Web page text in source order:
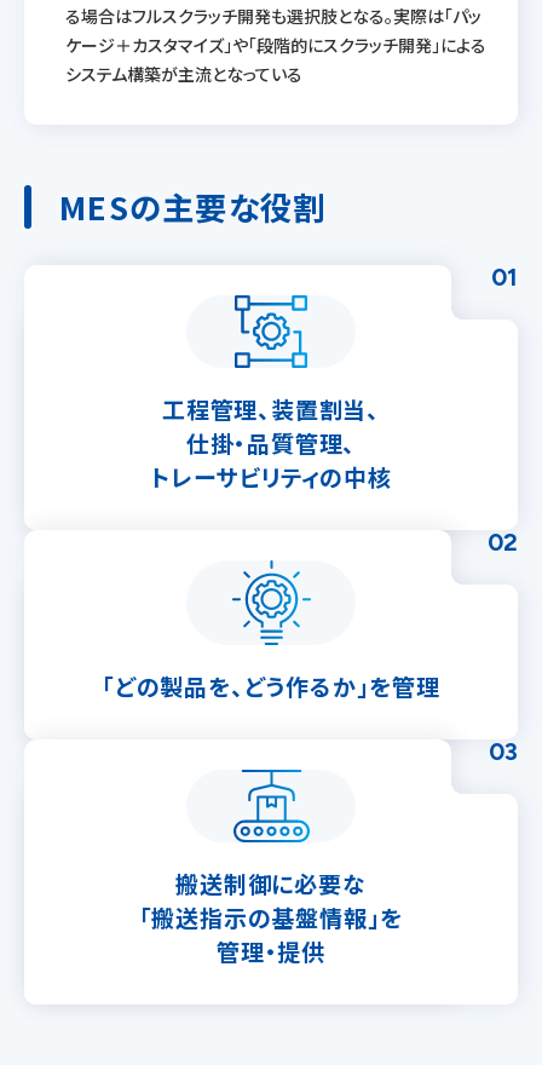
る場合はフルスクラッチ開発も選択肢となる。実際は「パッ
ケージ＋カスタマイズ」や「段階的にスクラッチ開発」による
システム構築が主流となっている
MESの主要な役割
01
工程管理、装置割当、
仕掛・品質管理、
トレーサビリティの中核
02
「どの製品を、どう作るか」を管理
03
搬送制御に必要な
「搬送指示の基盤情報」を
管理・提供